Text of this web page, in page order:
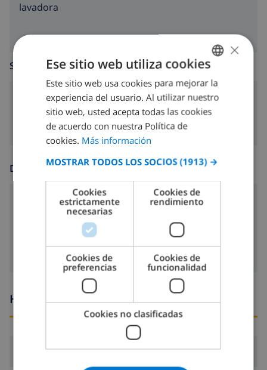
lavadora
SALA DE ESTAR
chimenea
DIVERSIÓN
reproductor de DVD
Horario de llegada y salida
Llegada:Desde 16:00 antes de 21:00
SPANISH
DUTCH
FRENCH
GERMAN
CATALAN
ITALIAN
DANISH
×
Ese sitio web utiliza cookies
Este sitio web usa cookies para mejorar la
experiencia del usuario. Al utilizar nuestro
sitio web, usted acepta todas las cookies
de acuerdo con nuestra Política de
cookies. Más información
MOSTRAR TODOS LOS SOCIOS (1913) →
Cookies
estrictamente
necesarias
Cookies de
rendimiento
Cookies de
preferencias
Cookies de
funcionalidad
Cookies no clasificadas